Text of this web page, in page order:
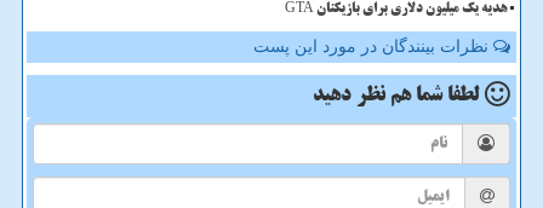
هدیه یک میلیون دلاری برای بازیکنان GTA
نظرات بینندگان در مورد این پست
لطفا شما هم نظر دهید